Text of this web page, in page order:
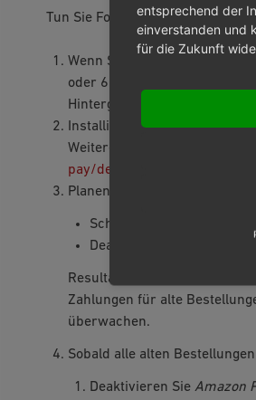
Tun Sie Folgendes:
Wenn Sie OXID 6.0 oder
oder 6.3.
Hintergrund: Der
Installieren und
Weitere Informationen
pay/de/latest/index.html
Planen Sie eine Downtime für
Schalten Sie
Deaktivieren Sie
Resultat: Ihre Kunden
Zahlungen für alte
überwachen.
Sobald alle alten
Deaktivieren Sie Amazon
entsprechend der
einverstanden und
für die Zukunft